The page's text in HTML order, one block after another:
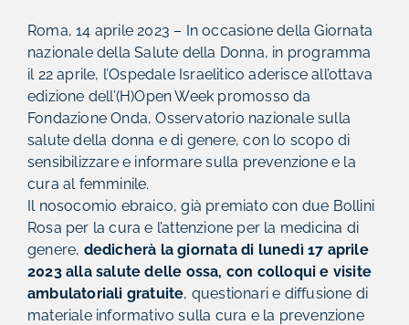
Roma, 14 aprile 2023 – In occasione della Giornata
nazionale della Salute della Donna, in programma
il 22 aprile, l’Ospedale Israelitico aderisce all’ottava
edizione dell’(H)Open Week promosso da
Fondazione Onda, Osservatorio nazionale sulla
salute della donna e di genere, con lo scopo di
sensibilizzare e informare sulla prevenzione e la
cura al femminile.
Il nosocomio ebraico, già premiato con due Bollini
Rosa per la cura e l’attenzione per la medicina di
genere, dedicherà la giornata di lunedì 17 aprile
2023 alla salute delle ossa, con colloqui e visite
ambulatoriali gratuite, questionari e diffusione di
materiale informativo sulla cura e la prevenzione